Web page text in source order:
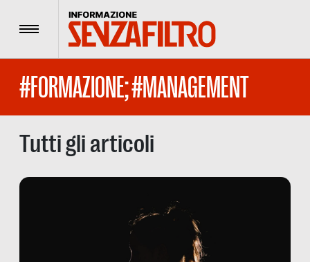
Menu
#FORMAZIONE; #MANAGEMENT
Tutti gli articoli